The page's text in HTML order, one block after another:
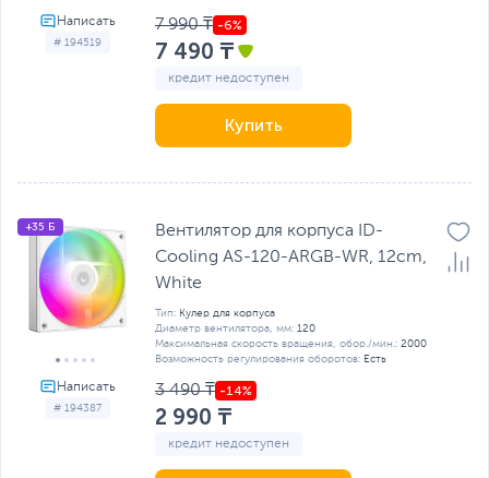
# 194519
7 990 ₸
7 490 ₸
кредит недоступен
Купить
# 194387
+35 Б
Вентилятор для корпуса ID-
Cooling AS-120-ARGB-WR, 12cm,
White
Тип: Кулер для корпуса
Диаметр вентилятора, мм: 120
Максимальная скорость вращения, обор./мин.: 2000
Возможность регулирования оборотов: Есть
3 490 ₸
2 990 ₸
кредит недоступен